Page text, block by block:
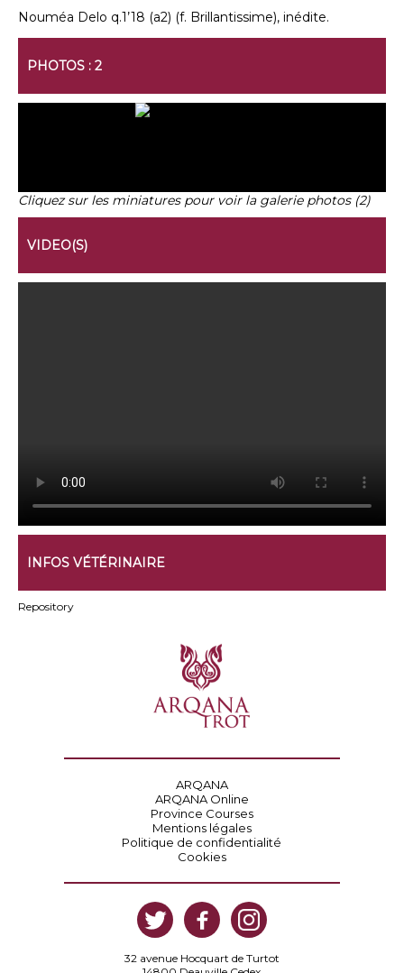
Nouméa Delo q.1’18 (a2) (f. Brillantissime), inédite.
PHOTOS : 2
Cliquez sur les miniatures pour voir la galerie photos (2)
VIDEO(S)
INFOS VÉTÉRINAIRE
Repository
ARQANA
ARQANA Online
Province Courses
Mentions légales
Politique de confidentialité
Cookies
32 avenue Hocquart de Turtot